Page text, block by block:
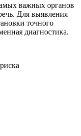
важных органов
Для выявления
точного
диагностика.